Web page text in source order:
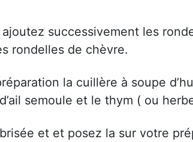
successivement les
rondelles de chèvre.
la cuillère à soupe
semoule et le thym ( ou
et et posez la sur votre